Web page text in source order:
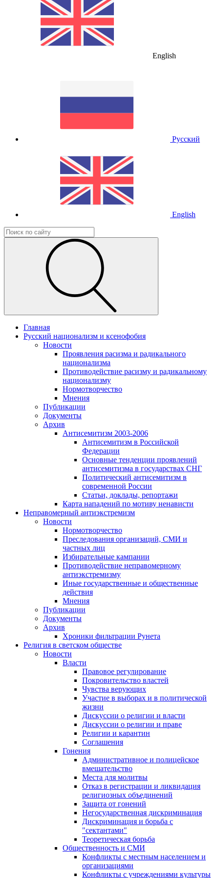
English
Русский
English
Главная
Русский национализм и ксенофобия
Новости
Проявления расизма и радикального
национализма
Противодействие расизму и радикальному
национализму
Нормотворчество
Мнения
Публикации
Документы
Архив
Антисемитизм 2003-2006
Антисемитизм в Российской
Федерации
Основные тенденции проявлений
антисемитизма в государствах СНГ
Политический антисемитизм в
современной России
Статьи, доклады, репортажи
Карта нападений по мотиву ненависти
Неправомерный антиэкстремизм
Новости
Нормотворчество
Преследования организаций, СМИ и
частных лиц
Избирательные кампании
Противодействие неправомерному
антиэкстремизму
Иные государственные и общественные
действия
Мнения
Публикации
Документы
Архив
Хроники фильтрации Рунета
Религия в светском обществе
Новости
Власти
Правовое регулирование
Покровительство властей
Чувства верующих
Участие в выборах и в политической
жизни
Дискуссии о религии и власти
Дискуссии о религии и праве
Религии и карантин
Соглашения
Гонения
Административное и полицейское
вмешательство
Места для молитвы
Отказ в регистрации и ликвидация
религиозных объединений
Защита от гонений
Негосударственная дискриминация
Дискриминация и борьба с
"сектантами"
Теоретическая борьба
Общественность и СМИ
Конфликты с местным населением и
организациями
Конфликты с учреждениями культуры